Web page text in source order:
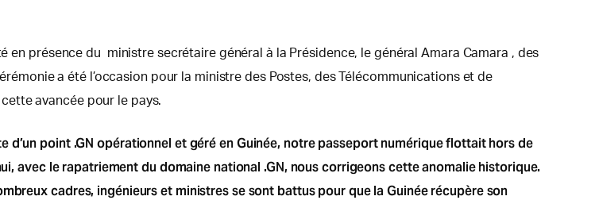
présence du ministre secrétaire général à la Présidence, le général Amara Camara , des
a été l’occasion pour la ministre des Postes, des Télécommunications et de
avancée pour le pays.
d’un point .GN opérationnel et géré en Guinée, notre passeport numérique flottait hors de
avec le rapatriement du domaine national .GN, nous corrigeons cette anomalie historique.
cadres, ingénieurs et ministres se sont battus pour que la Guinée récupère son